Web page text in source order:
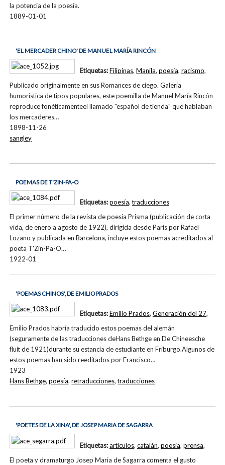
la potencia de la poesía.
1889-01-01
'EL MERCADER CHINO' DE MANUEL MARÍA RINCÓN
Publicado originalmente en sus Romances de ciego. Galería
humorística de tipos populares, este poemilla de Manuel María Rincón
reproduce fonéticamenteel llamado "español de tienda" que hablaban
los mercaderes…
1898-11-26
Etiquetas:Filipinas, Manila, poesía, racismo,
sangley
POEMAS DE T'ZIN-PA-O
El primer número de la revista de poesía Prisma (publicación de corta
vida, de enero a agosto de 1922), dirigida desde París por Rafael
Lozano y publicada en Barcelona, incluye estos poemas acreditados al
poeta T'Zin-Pa-O…
1922-01
Etiquetas:poesía,traducciones
'POEMAS CHINOS', DE EMILIO PRADOS
Emilio Prados habría traducido estos poemas del alemán
(seguramente de las traducciones deHans Bethge en De Chineesche
fluit de 1921)durante su estancia de estudiante en Friburgo.Algunos de
estos poemas han sido reeditados por Francisco…
1923
Etiquetas:Emilio Prados, Generación del 27,
Hans Bethge,poesía,retraducciones,traducciones
'POETES DE LA XINA', DE JOSEP MARIA DE SAGARRA
El poeta y dramaturgo Josep Maria de Sagarra comenta el gusto
Etiquetas:artículos, catalán, poesía, prensa,